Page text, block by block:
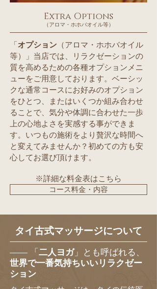
Extra Options
（アロマ・ホホバオイル等）
「 オプション （アロマ・ホホバオイル
等）」当店では、リラクゼーションの
質を高めるための各種オプションメニ
ューをご用意しております。ベーシッ
クな通常コースにお好みのオプション
をひとつ、またはいくつか組み合わせ
ることで、気分や体調に合わせた一歩
上の心地よさを実感する事ができま
す。いつもの施術をより贅沢な時間へ
と変えてみませんか？初めての方も安
心してお選び頂けます。
※詳細な料金表はこちら
コース料金・内容
タイ古式マッサージについて
—— 「 二人ヨガ」とも呼ばれる、
世界で一番気持ちいいリラクゼー
ション